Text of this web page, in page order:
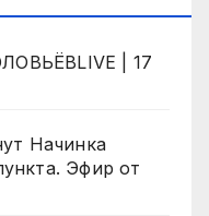
| 17
Начинка
Эфир от